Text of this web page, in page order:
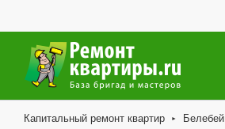
Капитальный ремонт квартир ► Белебей